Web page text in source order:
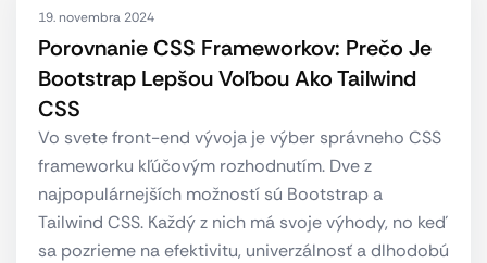
19. novembra 2024
Porovnanie CSS Frameworkov: Prečo Je
Bootstrap Lepšou Voľbou Ako Tailwind
CSS
Vo svete front-end vývoja je výber správneho CSS
frameworku kľúčovým rozhodnutím. Dve z
najpopulárnejších možností sú Bootstrap a
Tailwind CSS. Každý z nich má svoje výhody, no keď
sa pozrieme na efektivitu, univerzálnosť a dlhodobú